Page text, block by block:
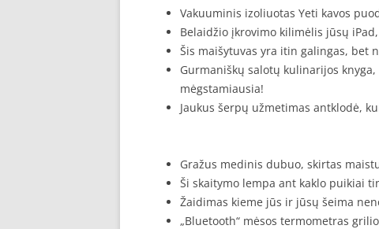
Vakuuminis izoliuotas Yeti kavos
Belaidžio įkrovimo kilimėlis jūsų
Šis maišytuvas yra itin galingas, bet
Gurmaniškų salotų kulinarijos
mėgstamiausia!
Jaukus šerpų užmetimas antklodė,
Gražus medinis dubuo, skirtas
Ši skaitymo lempa ant kaklo puikiai
Žaidimas kieme jūs ir jūsų šeima
„Bluetooth“ mėsos termometras